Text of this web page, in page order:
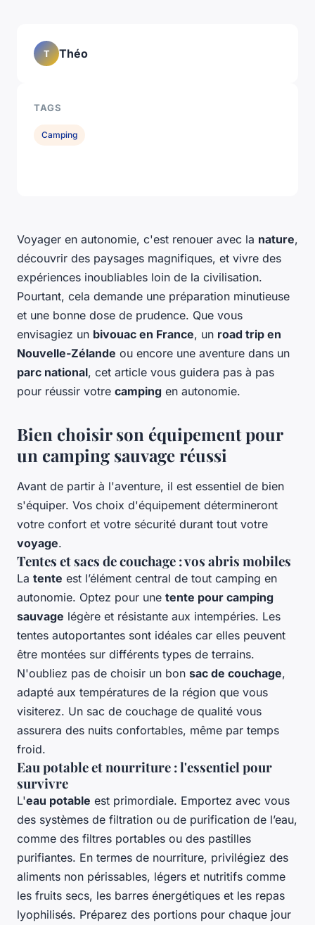
Voyager en autonomie, c'est renouer avec la nature,
découvrir des paysages magnifiques, et vivre des
expériences inoubliables loin de la civilisation.
Pourtant, cela demande une préparation minutieuse
et une bonne dose de prudence. Que vous
envisagiez un bivouac en France, un road trip en
Nouvelle-Zélande ou encore une aventure dans un
parc national, cet article vous guidera pas à pas
pour réussir votre camping en autonomie.
Bien choisir son équipement pour
un camping sauvage réussi
Avant de partir à l'aventure, il est essentiel de bien
s'équiper. Vos choix d'équipement détermineront
votre confort et votre sécurité durant tout votre
voyage.
Tentes et sacs de couchage : vos abris mobiles
La tente est l’élément central de tout camping en
autonomie. Optez pour une tente pour camping
sauvage légère et résistante aux intempéries. Les
tentes autoportantes sont idéales car elles peuvent
être montées sur différents types de terrains.
N'oubliez pas de choisir un bon sac de couchage,
adapté aux températures de la région que vous
visiterez. Un sac de couchage de qualité vous
assurera des nuits confortables, même par temps
froid.
Eau potable et nourriture : l'essentiel pour
survivre
L'eau potable est primordiale. Emportez avec vous
des systèmes de filtration ou de purification de l’eau,
comme des filtres portables ou des pastilles
purifiantes. En termes de nourriture, privilégiez des
aliments non périssables, légers et nutritifs comme
les fruits secs, les barres énergétiques et les repas
lyophilisés. Préparez des portions pour chaque jour
T Théo
TAGS
Camping